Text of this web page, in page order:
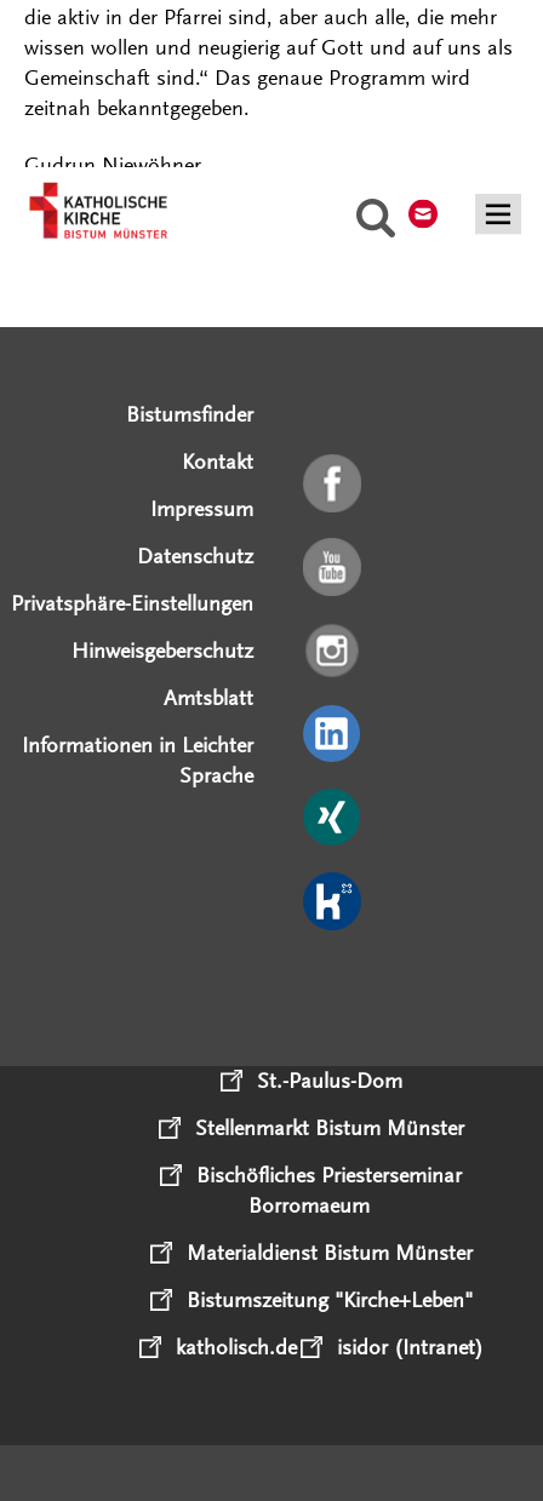
Suche
die aktiv in der Pfarrei sind, aber auch alle, die mehr
wissen wollen und neugierig auf Gott und auf uns als
Gemeinschaft sind.“ Das genaue Programm wird
zeitnah bekanntgegeben.
Gudrun Niewöhner
Bistumsfinder
Kontakt
Impressum
Datenschutz
Privatsphäre-Einstellungen
Hinweisgeberschutz
Amtsblatt
Informationen in Leichter
Sprache
St.-Paulus-Dom
Stellenmarkt Bistum Münster
Bischöfliches Priesterseminar
Borromaeum
Materialdienst Bistum Münster
Bistumszeitung "Kirche+Leben"
katholisch.de
isidor (Intranet)